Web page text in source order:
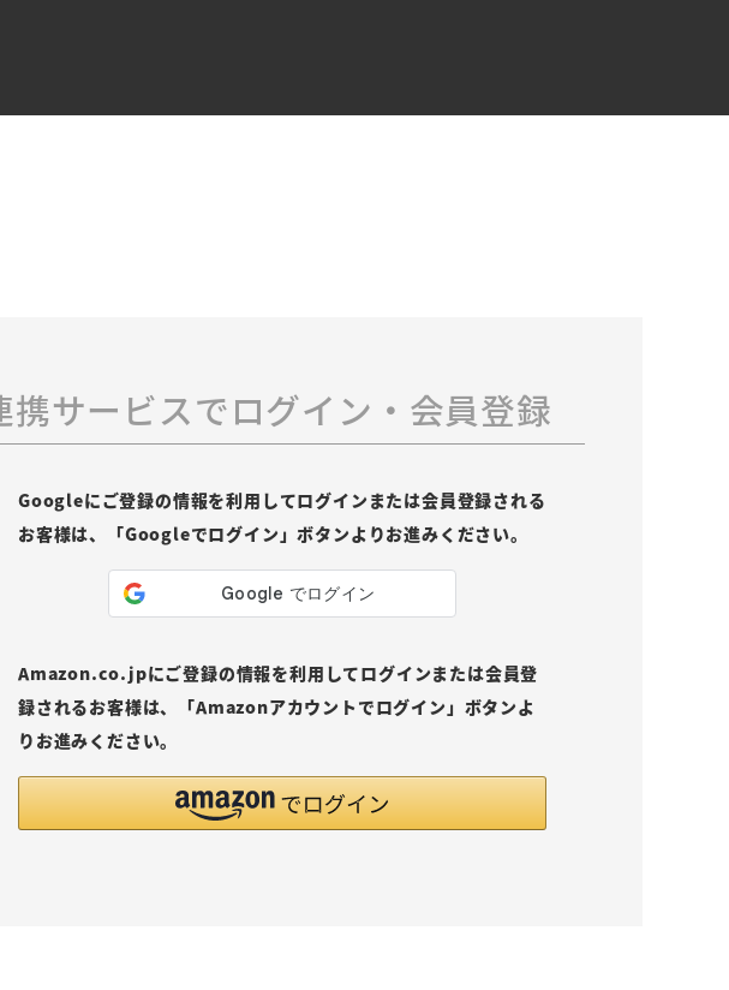
携サービスでログイン・会員登録
Googleにご登録の情報を利用してログインまたは会員登録される
お客様は、「Googleでログイン」ボタンよりお進みください。
Amazon.co.jpにご登録の情報を利用してログインまたは会員登
録されるお客様は、「Amazonアカウントでログイン」ボタンよ
りお進みください。